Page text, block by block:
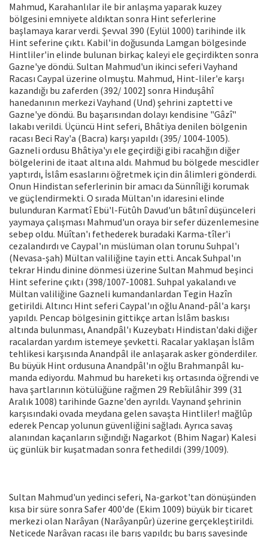
Mahmud, Karahanlılar ile bir anlaşma yaparak kuzey
bölgesini emniyete aldık­tan sonra Hint seferlerine
başlamaya ka­rar verdi. Şevval 390 (Eylül 1000) tarihin­de ilk
Hint seferine çıktı. Kabil'in doğu­sunda Lamgan bölgesinde
Hintliler'in elinde bulunan birkaç kaleyi ele geçirdik­ten sonra
Gazne'ye döndü. Sultan Mah­mud'un ikinci seferi Vayhand
Racası Caypal üzerine olmuştu. Mahmud, Hint-liler'e karşı
kazandığı bu zaferden (392/ 1002] sonra Hinduşâhî
hanedanının mer­kezi Vayhand (Und) şehrini zaptetti ve
Gazne'ye döndü. Bu başarısından dolayı kendisine "Gâzî"
lakabı verildi. Üçüncü Hint seferi, Bhâtiya denilen bölgenin
ra­cası Beci Ray'a (Bacra) karşı yapıldı (395/ 1004-1005).
Gazneli ordusu Bhâtiya'yı ele geçirdiği gibi racahğın diğer
bölgelerini de itaat altına aldı. Mahmud bu bölgede mescidler
yaptırdı, İslâm esaslarını öğ­retmek için din âlimleri gönderdi.
Onun Hindistan seferlerinin bir amacı da Sün­nîliği korumak
ve güçlendirmekti. O sıra­da Mültan'ın idaresini elinde
bulunduran Karmatî Ebü'l-Fütûh Davud'un bâtınî dü­şünceleri
yaymaya çalışması Mahmud'un oraya bir sefer düzenlemesine
sebep ol­du. Müîtan'ı fethederek buradaki Karma-tîler'i
cezalandırdı ve Caypal'ın müslüman olan torunu Suhpal'ı
(Nevasa-şah) Mültan valiliğine tayin etti. Ancak Suhpal'ın
tekrar Hindu dinine dönmesi üzerine Sultan Mahmud beşinci
Hint se­ferine çıktı (398/1007-10081. Suhpal ya­kalandı ve
Mültan valiliğine Gazneli ku­mandanlardan Tegin Hazîn
getirildi. Altıncı Hint seferi Caypal'ın oğlu Anand-pâl'a karşı
yapıldı. Pencap bölgesinin git­tikçe artan İslâm baskısı
altında bulun­ması, Anandpâl'ı Kuzeybatı Hindistan'­daki diğer
racalardan yardım istemeye şevketti. Racalar yaklaşan İslâm
tehli­kesi karşısında Anandpâl ile anlaşarak asker gönderdiler.
Bu büyük Hint ordu­suna Anandpâl'ın oğlu Brahmanpâl ku­
manda ediyordu. Mahmud bu hareketi kış ortasında öğrendi ve
hava şartlarının kötülüğüne rağmen 29 Rebîülâhir 399 (31
Aralık 1008) tarihinde Gazne'den ayrıldı. Vaynand şehrinin
karşısındaki ovada meydana gelen savaşta Hintliler! mağlûp
ederek Pencap yolunun güvenli­ğini sağladı. Ayrıca savaş
alanından ka­çanların sığındığı Nagarkot (Bhim Nagar) Kalesi
üç günlük bir kuşatmadan sonra fethedildi (399/1009).
Sultan Mahmud'un yedinci seferi, Na-garkot'tan dönüşünden
kısa bir süre son­ra Safer 400'de (Ekim 1009) büyük bir ti­caret
merkezi olan Narâyan (Narâyanpûr) üzerine gerçekleştirildi.
Neticede Narâ­yan racası ile barış yapıldı; bu barış saye­sinde